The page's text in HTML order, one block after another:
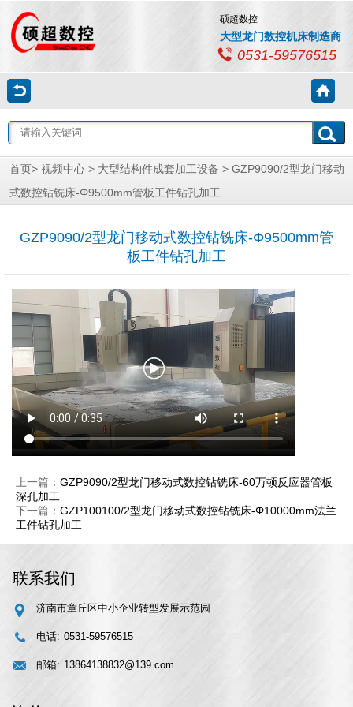
硕超数控
大型龙门数控机床制造商
0531-59576515
首页> 视频中心 > 大型结构件成套加工设备 > GZP9090/2型龙门移动
式数控钻铣床-Φ9500mm管板工件钻孔加工
GZP9090/2型龙门移动式数控钻铣床-Φ9500mm管
板工件钻孔加工
上一篇： GZP9090/2型龙门移动式数控钻铣床-60万顿反应器管板
深孔加工
下一篇： GZP100100/2型龙门移动式数控钻铣床-Φ10000mm法兰
工件钻孔加工
联系我们
济南市章丘区中小企业转型发展示范园
电话: 0531-59576515
邮箱: 13864138832@139.com